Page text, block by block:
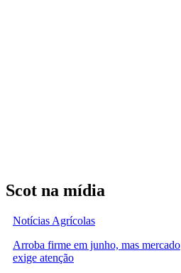
Scot na mídia
Notícias Agrícolas
Arroba firme em junho, mas mercado
exige atenção